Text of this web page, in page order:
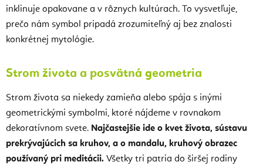
inklinuje opakovane a v rôznych kultúrach. To vysvetľuje,
prečo nám symbol pripadá zrozumiteľný aj bez znalosti
konkrétnej mytológie.
Strom života a posvätná geometria
Strom života sa niekedy zamieňa alebo spája s inými
geometrickými symbolmi, ktoré nájdeme v rovnakom
dekoratívnom svete. Najčastejšie ide o kvet života, sústavu
prekrývajúcich sa kruhov, a o mandalu, kruhový obrazec
používaný pri meditácii. Všetky tri patria do širšej rodiny